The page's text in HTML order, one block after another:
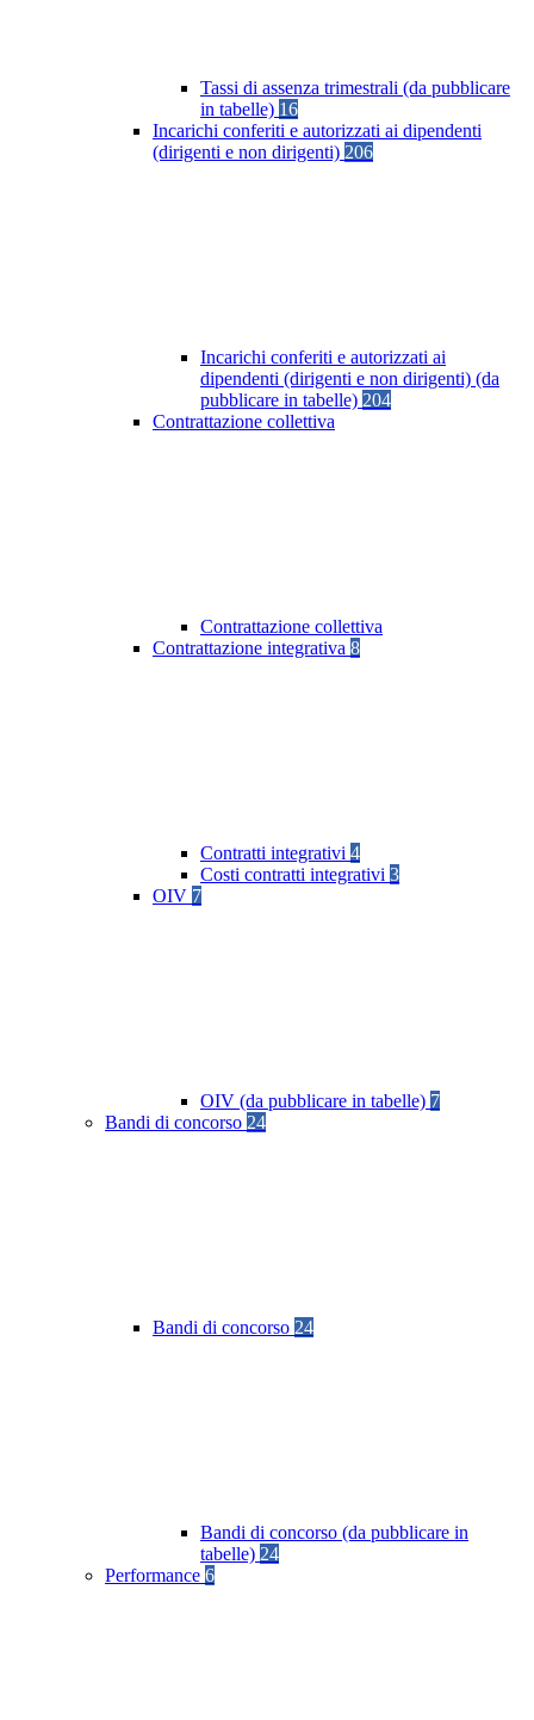
Tassi di assenza trimestrali (da pubblicare
in tabelle) 16
Incarichi conferiti e autorizzati ai dipendenti
(dirigenti e non dirigenti) 206
Incarichi conferiti e autorizzati ai
dipendenti (dirigenti e non dirigenti) (da
pubblicare in tabelle) 204
Contrattazione collettiva
Contrattazione collettiva
Contrattazione integrativa 8
Contratti integrativi 4
Costi contratti integrativi 3
OIV 7
OIV (da pubblicare in tabelle) 7
Bandi di concorso 24
Bandi di concorso 24
Bandi di concorso (da pubblicare in
tabelle) 24
Performance 6